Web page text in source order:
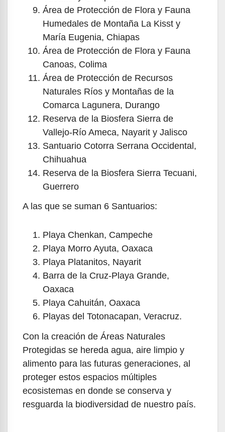
Área de Protección de Flora y Fauna
Humedales de Montaña La Kisst y
María Eugenia, Chiapas
Área de Protección de Flora y Fauna
Canoas, Colima
Área de Protección de Recursos
Naturales Ríos y Montañas de la
Comarca Lagunera, Durango
Reserva de la Biosfera Sierra de
Vallejo-Río Ameca, Nayarit y Jalisco
Santuario Cotorra Serrana Occidental,
Chihuahua
Reserva de la Biosfera Sierra Tecuani,
Guerrero
A las que se suman 6 Santuarios:
Playa Chenkan, Campeche
Playa Morro Ayuta, Oaxaca
Playa Platanitos, Nayarit
Barra de la Cruz-Playa Grande,
Oaxaca
Playa Cahuitán, Oaxaca
Playas del Totonacapan, Veracruz.
Con la creación de Áreas Naturales
Protegidas se hereda agua, aire limpio y
alimento para las futuras generaciones, al
proteger estos espacios múltiples
ecosistemas en donde se conserva y
resguarda la biodiversidad de nuestro país.